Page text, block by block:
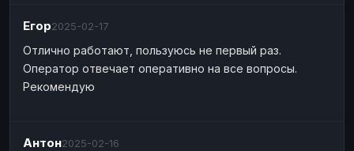
Егор2025-02-17
Отлично работают, пользуюсь не первый раз.
Оператор отвечает оперативно на все вопросы.
Рекомендую
Антон2025-02-16